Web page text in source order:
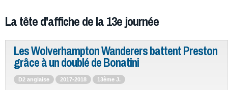
La tête d'affiche de la 13e journée
Les Wolverhampton Wanderers battent Preston
grâce à un doublé de Bonatini
D2 anglaise 2017-2018 13ème J.